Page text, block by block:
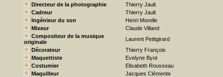
Directeur de la photographie
Thierry Jault
Cadreur
Thierry Jault
Ingénieur du son
Henri Morelle
Mixeur
Claude Villand
Compositeur de la musique
originale
Laurent Petitgirard
Décorateur
Thierry François
Maquettiste
Evelyne Byot
Costumier
Elisabeth Rousseau
Maquilleur
Jacques Clémente